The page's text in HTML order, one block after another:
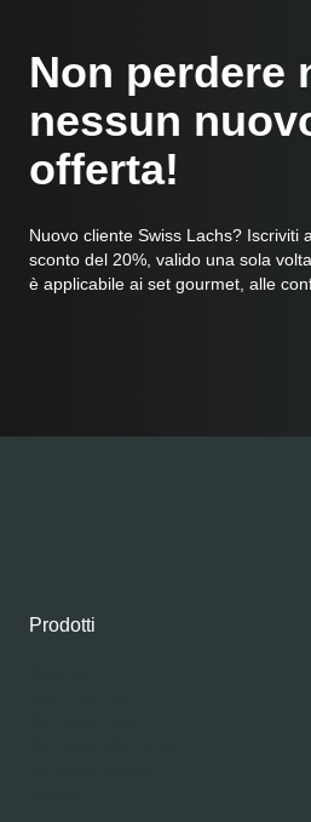
Non perdere
nessun
offerta!
Nuovo cliente Swiss Lachs? Iscriviti
sconto del 20%, valido una sola
è applicabile ai set gourmet, alle
Prodotti